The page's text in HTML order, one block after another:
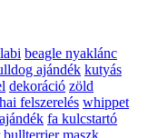
labi beagle nyaklánc
ajándék kutyás
dekoráció zöld
felszerelés whippet
fa kulcstartó
bullterrier maszk